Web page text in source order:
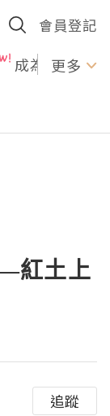
會員登記
成為U更多
紅土上
追蹤